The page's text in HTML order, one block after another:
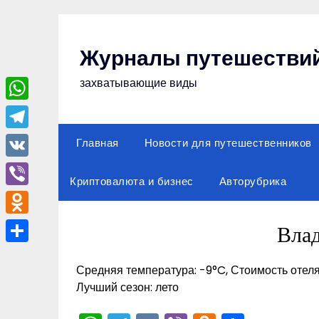
Журналы
захватывающие виды
Главная Новости для путешественников
Криптовалюта и бизнес Авторубрика
Средняя температура: -9°C, Стоимость
Лучший сезон: лето
WhatsApp
Telegram
VK
Viber
Odnoklassniki